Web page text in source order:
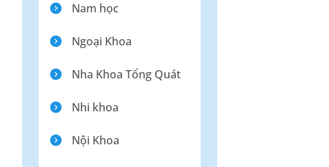
Nam học
Ngoại Khoa
Nha Khoa Tổng Quát
Nhi khoa
Nội Khoa